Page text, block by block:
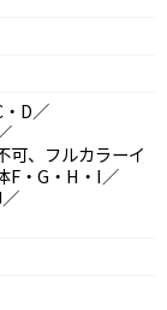
D／
、フルカラーイ
F・G・H・I／